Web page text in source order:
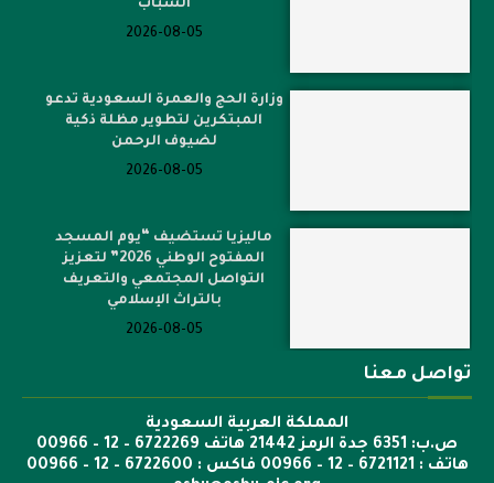
الشباب
2026-08-05
وزارة الحج والعمرة السعودية تدعو
المبتكرين لتطوير مظلة ذكية
لضيوف الرحمن
2026-08-05
ماليزيا تستضيف “يوم المسجد
المفتوح الوطني 2026” لتعزيز
التواصل المجتمعي والتعريف
بالتراث الإسلامي
2026-08-05
تواصل معنا
المملكة العربية السعودية
ص.ب: 6351 جدة الرمز 21442 هاتف 6722269 – 12 – 00966
هاتف : 6721121 – 12 – 00966 فاكس : 6722600 – 12 – 00966